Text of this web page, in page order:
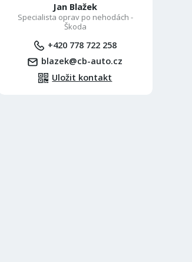
Jan Blažek
Specialista oprav po nehodách -
Škoda
+420 778 722 258
blazek@cb-auto.cz
Uložit kontakt